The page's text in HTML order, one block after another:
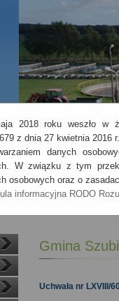
Gmina
Uchwała nr LXVIII/
2018 roku weszło w
z dnia 27 kwietnia 2016
danych
W związku z tym
osobowych oraz o
informacyjna RODO